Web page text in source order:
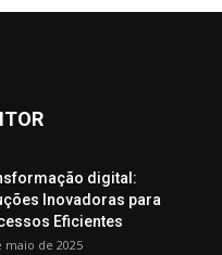
digital:
Inovadoras para
Eficientes
maio de 2025